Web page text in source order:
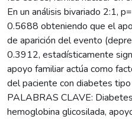
En un análisis bivariado 2:1,
0.5688 obteniendo que el
de aparición del evento
0.3912, estadísticamente
apoyo familiar actúa como
del paciente con diabetes
PALABRAS CLAVE:
hemoglobina glicosilada,